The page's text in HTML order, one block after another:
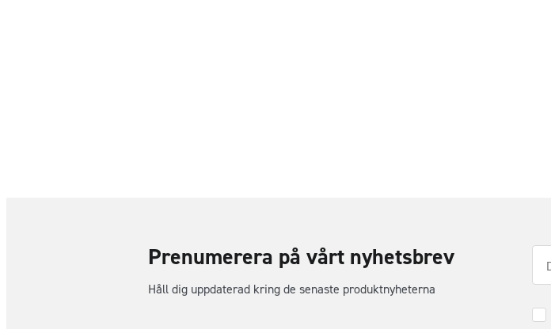
Prenumerera på vårt nyhetsbrev
Håll dig uppdaterad kring de senaste produktnyheterna